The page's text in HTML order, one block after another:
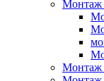
Монтаж
Монтаж